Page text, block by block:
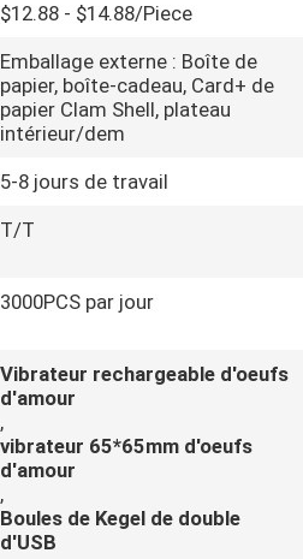
$12.88 - $14.88/Piece
Emballage externe : Boîte de
papier, boîte-cadeau, Card+ de
papier Clam Shell, plateau
intérieur/dem
5-8 jours de travail
T/T
3000PCS par jour
Vibrateur rechargeable d'oeufs
d'amour
,
vibrateur 65*65mm d'oeufs
d'amour
,
Boules de Kegel de double
d'USB